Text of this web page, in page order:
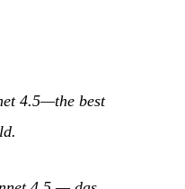
4.5—the best